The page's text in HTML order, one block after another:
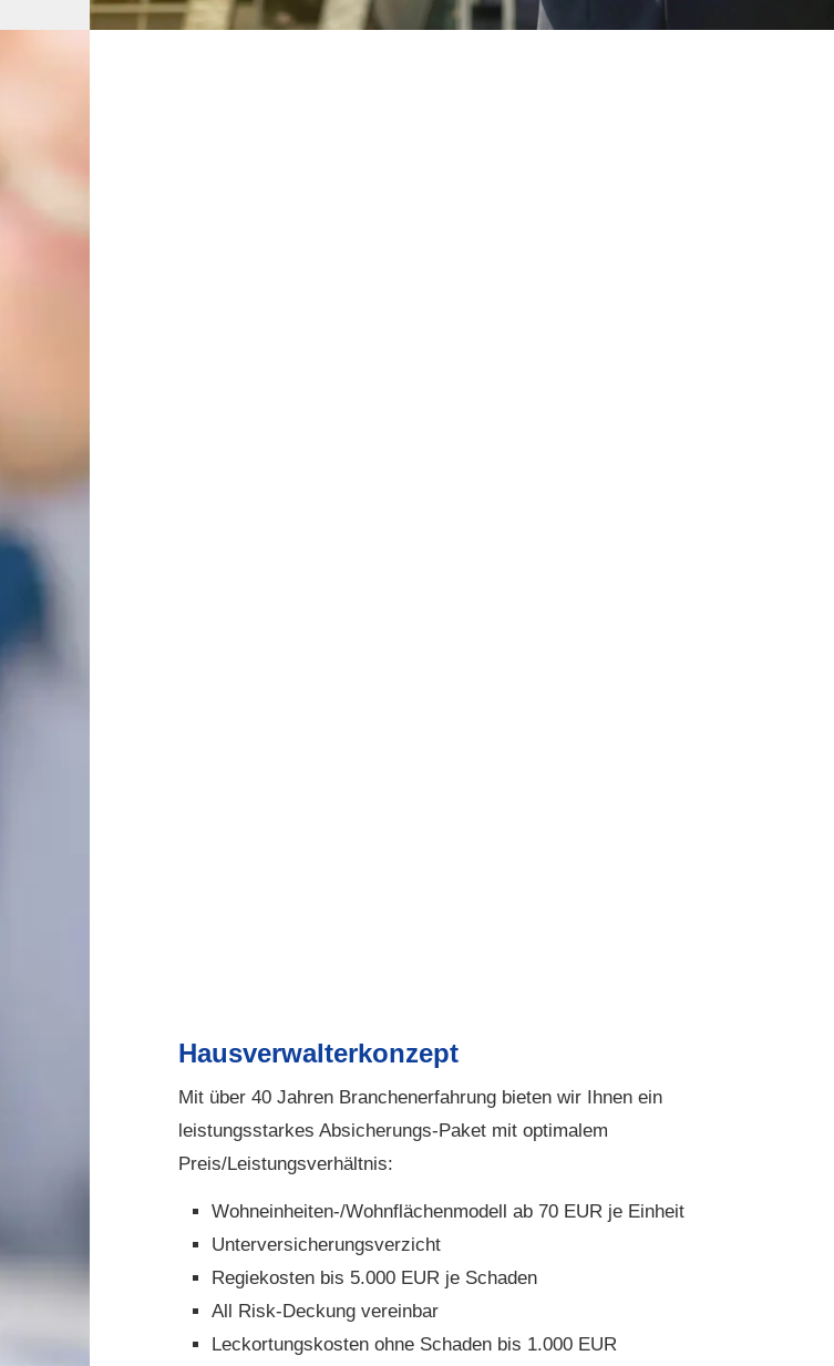
Hausverwalterkonzept
Mit über 40 Jahren Branchenerfahrung bieten wir Ihnen ein
leistungsstarkes Absicherungs-Paket mit optimalem
Preis/Leistungsverhältnis:
Wohneinheiten-/Wohnflächenmodell ab 70 EUR je Einheit
Unterversicherungsverzicht
Regiekosten bis 5.000 EUR je Schaden
All Risk-Deckung vereinbar
Leckortungskosten ohne Schaden bis 1.000 EUR